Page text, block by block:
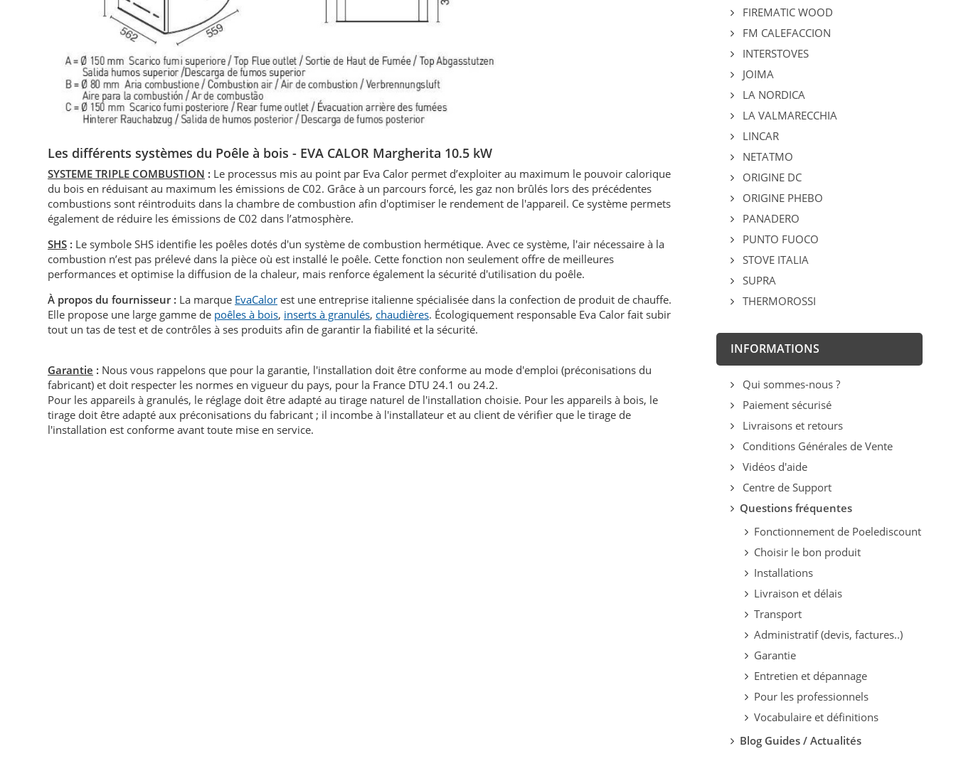
Les différents systèmes du Poêle à bois - EVA CALOR Margherita 10.5 kW
SYSTEME TRIPLE COMBUSTION : Le processus mis au point par Eva Calor permet d’exploiter au maximum le pouvoir calorique
du bois en réduisant au maximum les émissions de C02. Grâce à un parcours forcé, les gaz non brûlés lors des précédentes
combustions sont réintroduits dans la chambre de combustion afin d'optimiser le rendement de l'appareil. Ce système permets
également de réduire les émissions de C02 dans l’atmosphère.
SHS : Le symbole SHS identifie les poêles dotés d'un système de combustion hermétique. Avec ce système, l'air nécessaire à la
combustion n’est pas prélevé dans la pièce où est installé le poêle. Cette fonction non seulement offre de meilleures
performances et optimise la diffusion de la chaleur, mais renforce également la sécurité d'utilisation du poêle.
À propos du fournisseur : La marque EvaCalor est une entreprise italienne spécialisée dans la confection de produit de chauffe.
Elle propose une large gamme de poêles à bois, inserts à granulés, chaudières. Écologiquement responsable Eva Calor fait subir
tout un tas de test et de contrôles à ses produits afin de garantir la fiabilité et la sécurité.
Garantie : Nous vous rappelons que pour la garantie, l'installation doit être conforme au mode d'emploi (préconisations du
fabricant) et doit respecter les normes en vigueur du pays, pour la France DTU 24.1 ou 24.2.
Pour les appareils à granulés, le réglage doit être adapté au tirage naturel de l'installation choisie. Pour les appareils à bois, le
tirage doit être adapté aux préconisations du fabricant ; il incombe à l'installateur et au client de vérifier que le tirage de
l'installation est conforme avant toute mise en service.
FIREMATIC WOOD
FM CALEFACCION
INTERSTOVES
JOIMA
LA NORDICA
LA VALMARECCHIA
LINCAR
NETATMO
ORIGINE DC
ORIGINE PHEBO
PANADERO
PUNTO FUOCO
STOVE ITALIA
SUPRA
THERMOROSSI
INFORMATIONS
Qui sommes-nous ?
Paiement sécurisé
Livraisons et retours
Conditions Générales de Vente
Vidéos d'aide
Centre de Support
Questions fréquentes
Fonctionnement de Poelediscount
Choisir le bon produit
Installations
Livraison et délais
Transport
Administratif (devis, factures..)
Garantie
Entretien et dépannage
Pour les professionnels
Vocabulaire et définitions
Blog Guides / Actualités